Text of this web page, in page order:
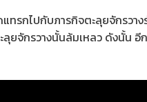
ทรกไปกับภารกิจตะลุยจักรวา
ลุยจักรวางนั้นล้มเหลว ดังนั้น